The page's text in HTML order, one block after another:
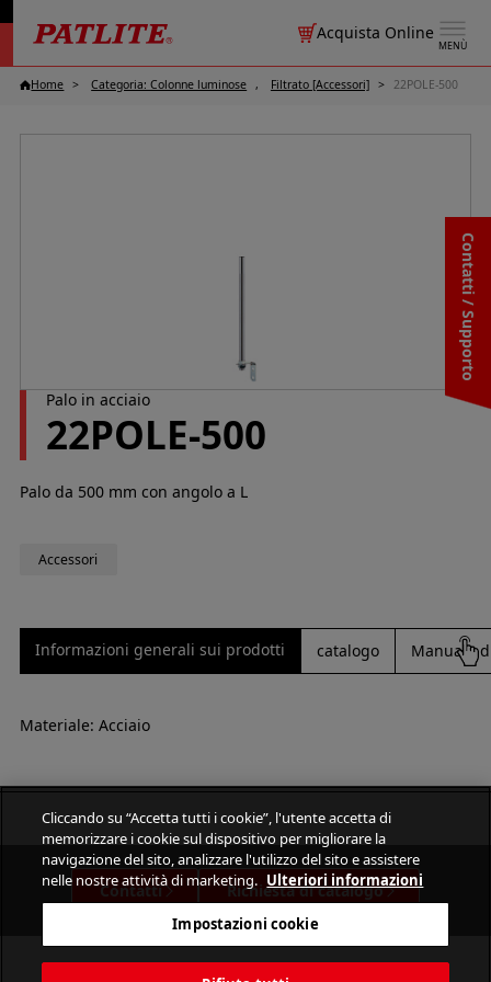
MENÙ
Acquista Online
Contatti / Supporto
Home Categoria: Colonne luminose Filtrato [Accessori] 22POLE-500
Palo in acciaio
22POLE-500
Palo da 500 mm con angolo a L
Accessori
Informazioni generali sui prodotti catalogo Manuale
Materiale: Acciaio
Contatti Richiesta di catalogo
Cliccando su “Accetta tutti i cookie”, l'utente accetta di
memorizzare i cookie sul dispositivo per migliorare la
navigazione del sito, analizzare l'utilizzo del sito e assistere
nelle nostre attività di marketing. Ulteriori informazioni
Impostazioni cookie